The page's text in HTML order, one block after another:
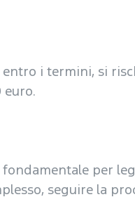
i termini, si
euro.
fondamentale per
seguire la